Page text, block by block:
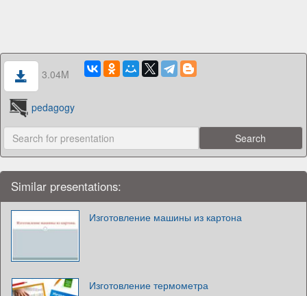
3.04M
pedagogy
Similar presentations:
Изготовление машины из картона
Изготовление термометра